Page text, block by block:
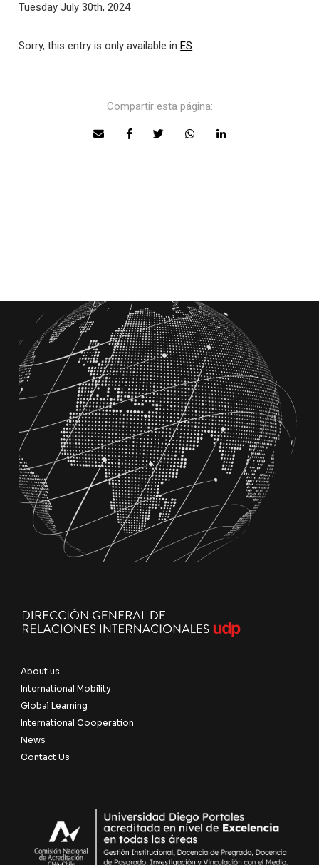
Tuesday July 30th, 2024
Sorry, this entry is only available inES.
Compartir esta página:
About us
International Mobility
Global Learning
International Cooperation
News
Contact Us